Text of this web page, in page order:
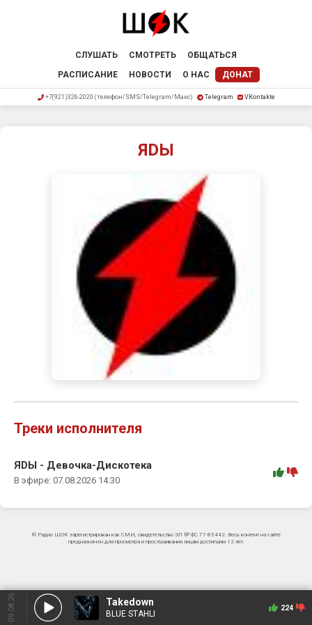
СЛУШАТЬ СМОТРЕТЬ
ОБЩАТЬСЯ
РАСПИСАНИЕ
НОВОСТИ О НАС ДОНАТ
+7(921)326-2020 (телефон/SMS/Telegram/Макс) Telegram VKontakte
ЯDЫ
Треки исполнителя
ЯDЫ - Девочка-Дискотека
В эфире: 07.08.2026 14:30
:
© Радио ШОК зарегистрирован как СМИ, свидетельство ЭЛ № ФС 77-85442. Весь контент на сайте
предназначен для просмотра и прослушивания лицам достигшим 12 лет.
09.08.26 Takedown
BLUE STAHLI
224